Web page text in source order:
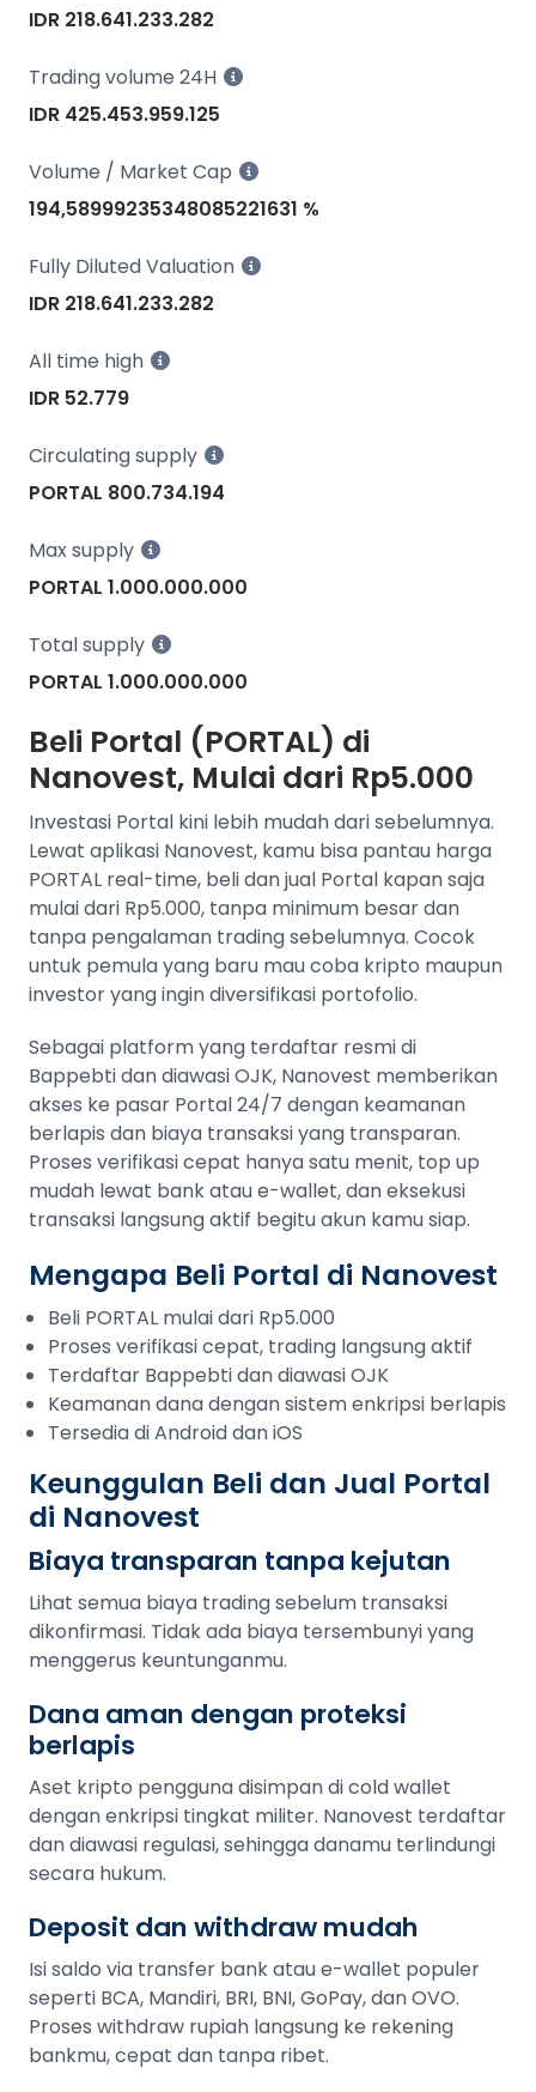
IDR 218.641.233.282
Trading volume 24H
IDR 425.453.959.125
Volume / Market Cap
194,58999235348085221631 %
Fully Diluted Valuation
IDR 218.641.233.282
All time high
IDR 52.779
Circulating supply
PORTAL 800.734.194
Max supply
PORTAL 1.000.000.000
Total supply
PORTAL 1.000.000.000
Beli Portal (PORTAL) di
Nanovest, Mulai dari Rp5.000
Investasi Portal kini lebih mudah dari sebelumnya.
Lewat aplikasi Nanovest, kamu bisa pantau harga
PORTAL real-time, beli dan jual Portal kapan saja
mulai dari Rp5.000, tanpa minimum besar dan
tanpa pengalaman trading sebelumnya. Cocok
untuk pemula yang baru mau coba kripto maupun
investor yang ingin diversifikasi portofolio.
Sebagai platform yang terdaftar resmi di
Bappebti dan diawasi OJK, Nanovest memberikan
akses ke pasar Portal 24/7 dengan keamanan
berlapis dan biaya transaksi yang transparan.
Proses verifikasi cepat hanya satu menit, top up
mudah lewat bank atau e-wallet, dan eksekusi
transaksi langsung aktif begitu akun kamu siap.
Mengapa Beli Portal di Nanovest
Beli PORTAL mulai dari Rp5.000
Proses verifikasi cepat, trading langsung aktif
Terdaftar Bappebti dan diawasi OJK
Keamanan dana dengan sistem enkripsi berlapis
Tersedia di Android dan iOS
Keunggulan Beli dan Jual Portal
di Nanovest
Biaya transparan tanpa kejutan
Lihat semua biaya trading sebelum transaksi
dikonfirmasi. Tidak ada biaya tersembunyi yang
menggerus keuntunganmu.
Dana aman dengan proteksi
berlapis
Aset kripto pengguna disimpan di cold wallet
dengan enkripsi tingkat militer. Nanovest terdaftar
dan diawasi regulasi, sehingga danamu terlindungi
secara hukum.
Deposit dan withdraw mudah
Isi saldo via transfer bank atau e-wallet populer
seperti BCA, Mandiri, BRI, BNI, GoPay, dan OVO.
Proses withdraw rupiah langsung ke rekening
bankmu, cepat dan tanpa ribet.